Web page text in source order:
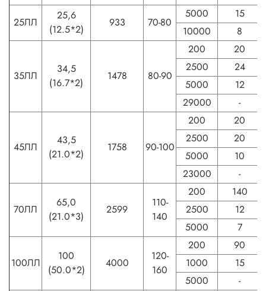
25ЛЛ
25,6
(12.5*2)
933 70-80
5000
15
10000
8
35ЛЛ
34,5
(16.7*2)
1478 80-90
200
20
2500
24
5000
12
29000
-
45ЛЛ
43,5
(21.0*2)
1758 90-100
200
20
2500
20
5000
10
23000
-
70ЛЛ
65,0
(21.0*3)
2599
110-
140
200
140
2500
12
5000
7
100ЛЛ
100
(50.0*2)
4000
120-
160
200
90
1000
15
5000
-